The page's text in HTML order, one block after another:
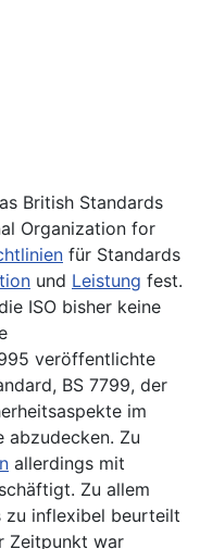
British Standards
Organization for
für Standards
und Leistung fest.
ISO bisher keine
veröffentlichte
BS 7799, der
im
abzudecken. Zu
allerdings mit
Zu allem
zu inflexibel beurteilt
Zeitpunkt war